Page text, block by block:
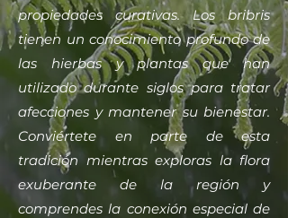
propiedades curativas. Los bribris
tienen un conocimiento profundo de
las hierbas y plantas que han
utilizado durante siglos para tratar
afecciones y mantener su bienestar.
Conviértete en parte de esta
tradición mientras exploras la flora
exuberante de la región y
comprendes la conexión especial de